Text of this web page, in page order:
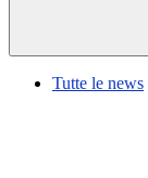
Tutte le news